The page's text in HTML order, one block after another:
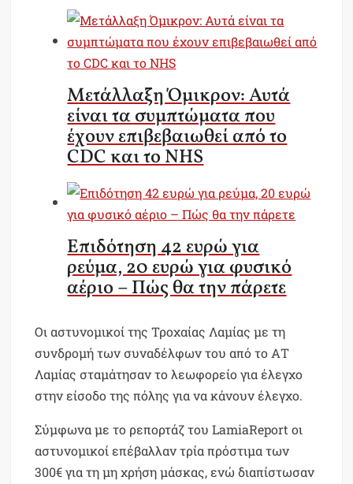
Μετάλλαξη Όμικρον: Αυτά
είναι τα συμπτώματα που
έχουν επιβεβαιωθεί από το
CDC και το NHS
Επιδότηση 42 ευρώ για
ρεύμα, 20 ευρώ για φυσικό
αέριο – Πώς θα την πάρετε
Οι αστυνομικοί της Τροχαίας Λαμίας με τη
συνδρομή των συναδέλφων του από το ΑΤ
Λαμίας σταμάτησαν το λεωφορείο για έλεγχο
στην είσοδο της πόλης για να κάνουν έλεγχο.
Σύμφωνα με το ρεπορτάζ του LamiaReport οι
αστυνομικοί επέβαλλαν τρία πρόστιμα των
300€ για τη μη χρήση μάσκας, ενώ διαπίστωσαν